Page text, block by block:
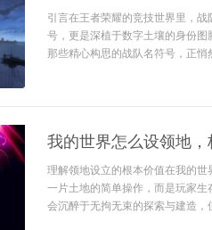
引言在王者荣耀的竞技世界里，
号，更是深植于数字土壤的身份
那些精心构思的战队名符号，正
我的世界怎么设领地
理解领地设立的根本价值在我的
一片土地的简单操作，而是玩家
会沉醉于无拘无束的探索与建造，